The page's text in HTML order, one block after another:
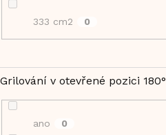
333 cm2 0
Grilování v otevřené pozici 180°
ano 0